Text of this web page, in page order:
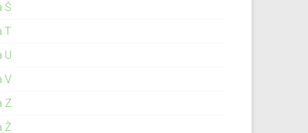
Š
T
U
V
Z
Ž